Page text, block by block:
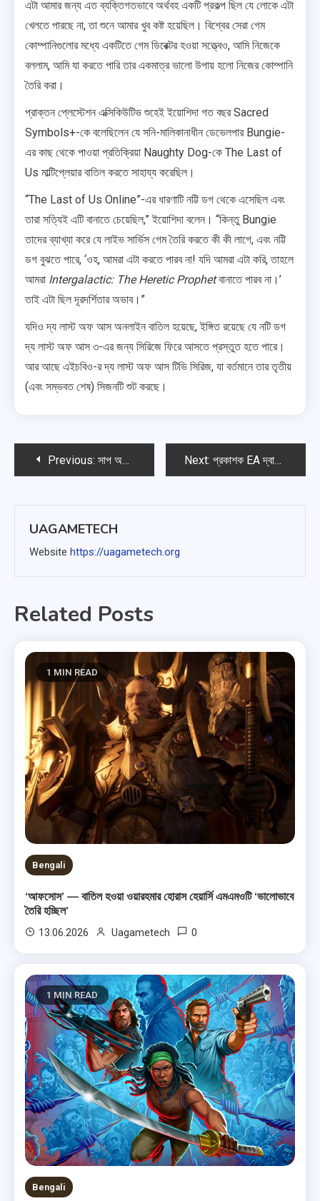
এটা আমার জন্য এত ব্যক্তিগতভাবে অর্থবহ একটি প্রকল্প ছিল যে লোকে এটা
খেলতে পারছে না, তা শুনে আমার খুব কষ্ট হয়েছিল। বিশ্বের সেরা গেম
কোম্পানিগুলোর মধ্যে একটিতে গেম ডিরেক্টর হওয়া সত্ত্বেও, আমি নিজেকে
বললাম, আমি যা করতে পারি তার একমাত্র ভালো উপায় হলো নিজের কোম্পানি
তৈরি করা।
প্রাক্তন প্লেস্টেশন এক্সিকিউটিভ শুহেই ইয়োশিদা গত বছর Sacred
Symbols+-কে বলেছিলেন যে সনি-মালিকানাধীন ডেভেলপার Bungie-
এর কাছ থেকে পাওয়া প্রতিক্রিয়া Naughty Dog-কে The Last of
Us মাল্টিপ্লেয়ার বাতিল করতে সাহায্য করেছিল।
“The Last of Us Online”-এর ধারণাটি নট্টি ডগ থেকে এসেছিল এবং
তারা সত্যিই এটি বানাতে চেয়েছিল,” ইয়োশিদা বলেন। “কিন্তু Bungie
তাদের ব্যাখ্যা করে যে লাইভ সার্ভিস গেম তৈরি করতে কী কী লাগে, এবং নট্টি
ডগ বুঝতে পারে, ‘ওহ, আমরা এটা করতে পারব না! যদি আমরা এটা করি, তাহলে
আমরা Intergalactic: The Heretic Prophetবানাতে পারব না।’
তাই এটা ছিল দূরদর্শিতার অভাব।”
যদিও দ্য লাস্ট অফ আস অনলাইন বাতিল হয়েছে, ইঙ্গিত রয়েছে যে নটি ডগ
দ্য লাস্ট অফ আস ৩-এর জন্য সিরিজে ফিরে আসতে প্রস্তুত হতে পারে।
আর আছে এইচবিও-র দ্য লাস্ট অফ আস টিভি সিরিজ, যা বর্তমানে তার তৃতীয়
(এবং সম্ভবত শেষ) সিজনটি শুট করছে।
পোস্টPrevious: সাপ অভিনেতা ডেভিড হেটারও হিদো কোজিমা-র মেটাল গিয়ার সলিড গল্প সবটা বোঝেন না Next: প্রকাশক EA দ্বারা মাস এফেক্ট অ্যান্ড্রোমিডা ‘নোংরা’, অভিনেতা বললেন
UAGAMETECH
Website https://uagametech.org
Related Posts
1 MIN READ
Bengali
‘আফসোস’ — বাতিল হওয়া ওয়ারহমার হোরাস হেয়ার্সি এমএমওটি ‘ভালোভাবে
তৈরি হচ্ছিল’
13.06.2026 Uagametech 0
1 MIN READ
Bengali